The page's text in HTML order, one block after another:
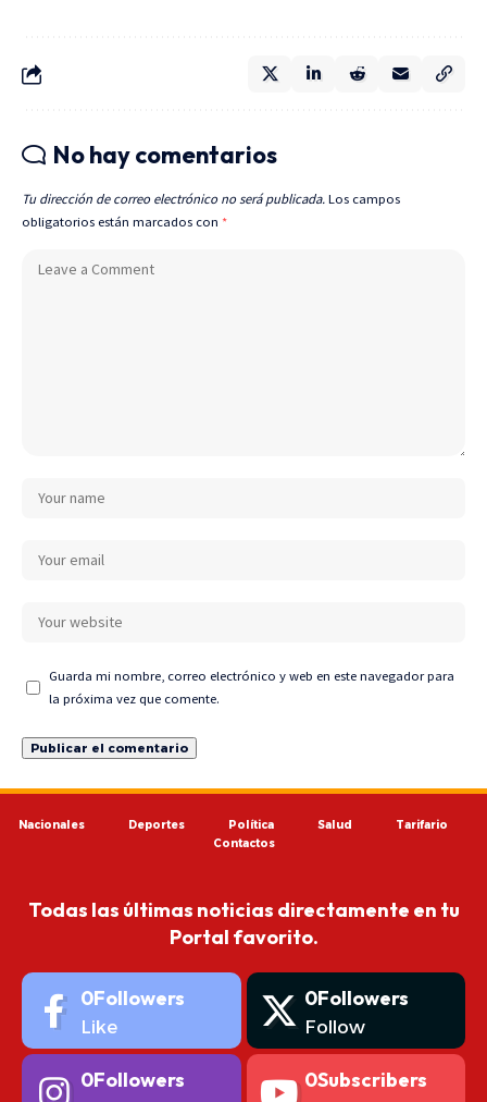
No hay comentarios
Tu dirección de correo electrónico no será publicada. Los campos
obligatorios están marcados con *
Guarda mi nombre, correo electrónico y web en este navegador para
la próxima vez que comente.
Nacionales Deportes Política Salud
Tarifario
Contactos
Todas las últimas noticias directamente en tu
Portal favorito.
0Followers
Like
0Followers
Follow
0Followers 0Subscribers